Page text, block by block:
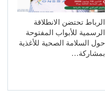
الرباط تحتضن الانطلاقة
الرسمية للأبواب المفتوحة
حول السلامة الصحية للأغذية
بمشاركة…